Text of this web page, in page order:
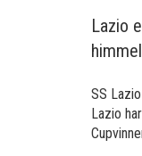
Lazio
SS
Lazio